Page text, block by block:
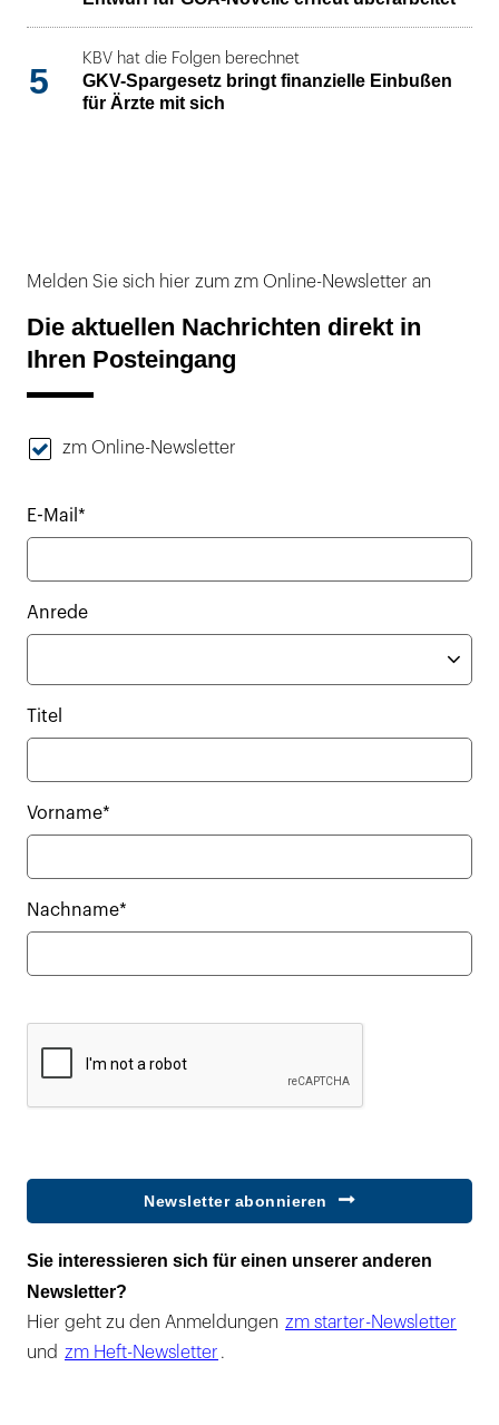
5
KBV hat die Folgen berechnet
GKV-Spargesetz bringt finanzielle Einbußen
für Ärzte mit sich
Melden Sie sich hier zum zm Online-Newsletter an
Die aktuellen Nachrichten direkt in
Ihren Posteingang
zm Online-Newsletter
E-Mail*
Anrede
Titel
Vorname*
Nachname*
Newsletter abonnieren
Sie interessieren sich für einen unserer anderen
Newsletter?
Hier geht zu den Anmeldungen zm starter-Newsletter
und zm Heft-Newsletter .